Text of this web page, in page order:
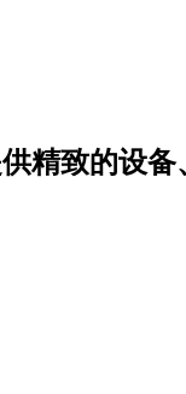
供精致的设